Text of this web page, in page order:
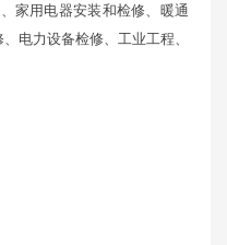
家用电器安装和检修、暖通
电力设备检修、工业工程、